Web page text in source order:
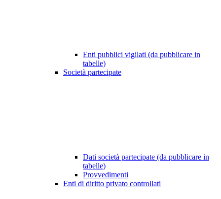
Enti pubblici vigilati (da pubblicare in
tabelle)
Società partecipate
Dati società partecipate (da pubblicare in
tabelle)
Provvedimenti
Enti di diritto privato controllati